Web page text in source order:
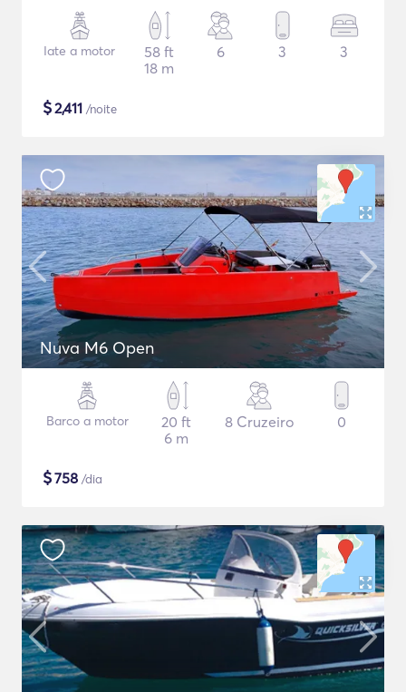
Iate a motor
58 ft
18 m
6 3 3
$2,411 /noite
Nuva M6 Open
Barco a motor
20 ft
6 m
8 Cruzeiro 0
$758 /dia